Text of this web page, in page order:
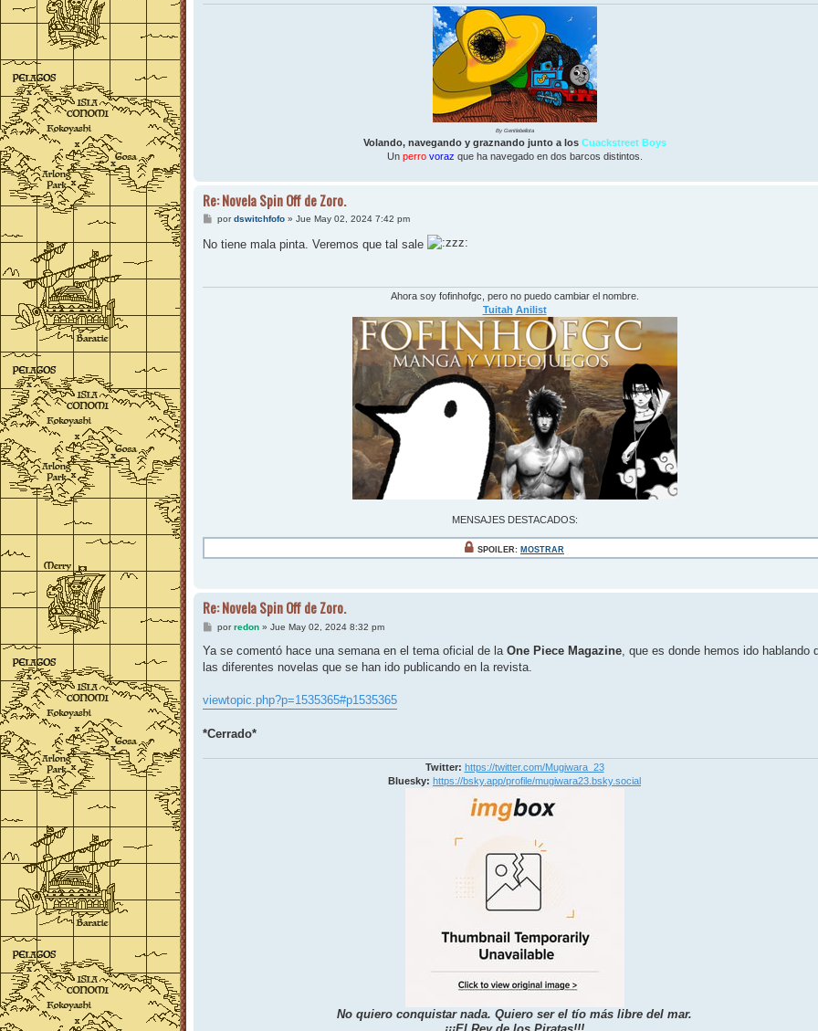
By Gentlebellota
Volando, navegando y graznando junto a los Cuackstreet Boys
Un perro voraz que ha navegado en dos barcos distintos.
Re: Novela Spin Off de Zoro.
M
n
s
pordswitchfofo» Jue May 02, 2024 7:42 pm
No tiene mala pinta. Veremos que tal sale
Ahora soy fofinhofgc, pero no puedo cambiar el nombre.
Tuitah Anilist
MENSAJES DESTACADOS:
SPOILER: MOSTRAR
Re: Novela Spin Off de Zoro.
M
n
a
porredon» Jue May 02, 2024 8:32 pm
Ya se comentó hace una semana en el tema oficial de la One Piece Magazine , que es donde hemos ido hablando
las diferentes novelas que se han ido publicando en la revista.
viewtopic.php?p=1535365#p1535365
*Cerrado*
Twitter: https://twitter.com/Mugiwara_23
Bluesky: https://bsky.app/profile/mugiwara23.bsky.social
No quiero conquistar nada. Quiero ser el tío más libre del mar.